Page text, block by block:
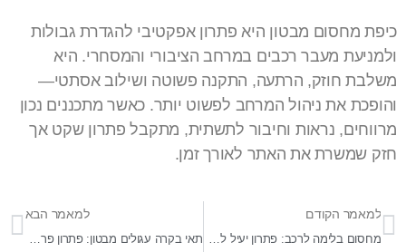
כיפת מחסום מבטון היא פתרון אפקטיבי להגדרת גבולות
ולמניעת מעבר רכבים במרחב הציבורי והמסחרי. היא
משלבת חוזק, הרתעה, התקנה פשוטה ושילוב אסתטי—
והופכת את ניהול המרחב לפשוט יותר. כאשר מתכננים נכון
מרווחים, נראות וחיבור לתשתית, מתקבל פתרון שקט אך
חזק שמשרת את האתר לאורך זמן.
למאמר הקודם
מחסום בלימה לרכב: פתרון יעיל לשמירה על בטיחות הנהגים והולכי רגל
למאמר הבא
תאי בקרה עגולים מבטון: פתרון פרקטי ואסתטי